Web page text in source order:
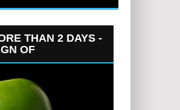
THAN 2 DAYS -
OF